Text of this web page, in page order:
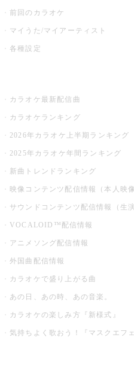
前回のカラオケ
マイうた/マイアーティスト
各種設定
カラオケ最新配信曲
カラオケランキング
2026年カラオケ上半期ランキング
2025年カラオケ年間ランキング
新曲トレンドランキング
映像コンテンツ配信情報（本人映像
サウンドコンテンツ配信情報（生
VOCALOID™配信情報
アニメソング配信情報
外国曲配信情報
カラオケで盛り上がる曲
あの日、あの時、あの音楽。
カラオケの楽しみ方『新様式』
気持ちよく歌おう！『マスクエフ